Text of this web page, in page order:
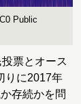
Public
票とオース
りに2017年
存続かを問